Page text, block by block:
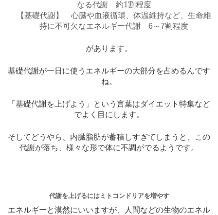
なる代謝 約1割程度
【基礎代謝】 心臓や血液循環、体温維持など、生命維
持に不可欠なエネルギー代謝 6～7割程度
があります。
基礎代謝が一日に使うエネルギーの大部分を占めるんです
ね。
「基礎代謝を上げよう」という言葉はダイエット特集など
でよく目にします。
そしてどうやら、内臓脂肪が蓄積しすぎてしまうと、この
代謝が落ち、様々な形で体に不調がでるようです。
代謝を上げるにはミトコンドリアを増やす
エネルギーと漠然にいいますが、人間などの生物のエネル